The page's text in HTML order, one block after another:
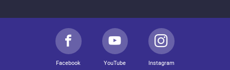
Facebook YouTube Instagram